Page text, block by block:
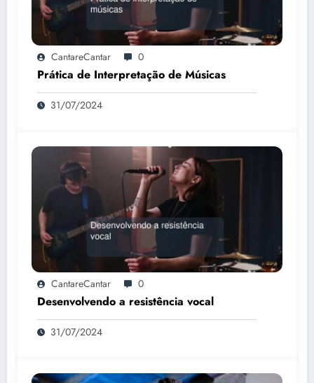
CantareCantar 0
Prática de Interpretação de Músicas
31/07/2024
CantareCantar 0
Desenvolvendo a resistência vocal
31/07/2024